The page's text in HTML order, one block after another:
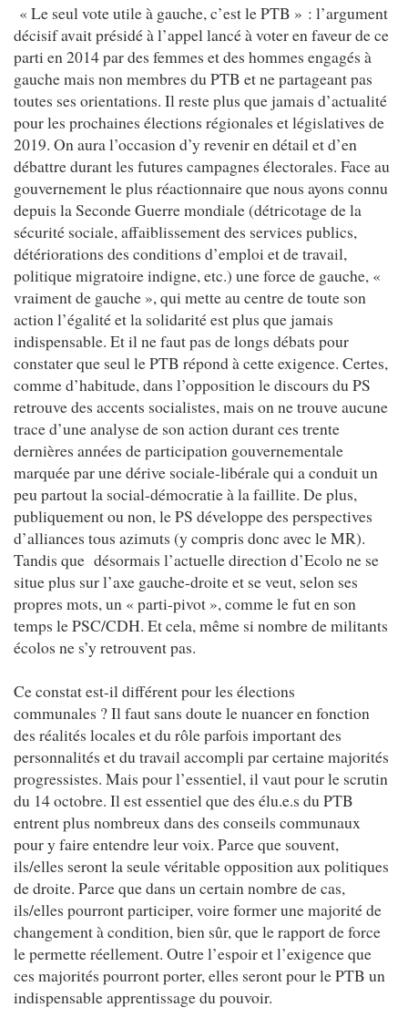
« Le seul vote utile à gauche, c’est le PTB » : l’argument
décisif avait présidé à l’appel lancé à voter en faveur de ce
parti en 2014 par des femmes et des hommes engagés à
gauche mais non membres du PTB et ne partageant pas
toutes ses orientations. Il reste plus que jamais d’actualité
pour les prochaines élections régionales et législatives de
2019. On aura l’occasion d’y revenir en détail et d’en
débattre durant les futures campagnes électorales. Face au
gouvernement le plus réactionnaire que nous ayons connu
depuis la Seconde Guerre mondiale (détricotage de la
sécurité sociale, affaiblissement des services publics,
détériorations des conditions d’emploi et de travail,
politique migratoire indigne, etc.) une force de gauche, «
vraiment de gauche », qui mette au centre de toute son
action l’égalité et la solidarité est plus que jamais
indispensable. Et il ne faut pas de longs débats pour
constater que seul le PTB répond à cette exigence. Certes,
comme d’habitude, dans l’opposition le discours du PS
retrouve des accents socialistes, mais on ne trouve aucune
trace d’une analyse de son action durant ces trente
dernières années de participation gouvernementale
marquée par une dérive sociale-libérale qui a conduit un
peu partout la social-démocratie à la faillite. De plus,
publiquement ou non, le PS développe des perspectives
d’alliances tous azimuts (y compris donc avec le MR).
Tandis que désormais l’actuelle direction d’Ecolo ne se
situe plus sur l’axe gauche-droite et se veut, selon ses
propres mots, un « parti-pivot », comme le fut en son
temps le PSC/CDH. Et cela, même si nombre de militants
écolos ne s’y retrouvent pas.
Ce constat est-il différent pour les élections
communales ? Il faut sans doute le nuancer en fonction
des réalités locales et du rôle parfois important des
personnalités et du travail accompli par certaine majorités
progressistes. Mais pour l’essentiel, il vaut pour le scrutin
du 14 octobre. Il est essentiel que des élu.e.s du PTB
entrent plus nombreux dans des conseils communaux
pour y faire entendre leur voix. Parce que souvent,
ils/elles seront la seule véritable opposition aux politiques
de droite. Parce que dans un certain nombre de cas,
ils/elles pourront participer, voire former une majorité de
changement à condition, bien sûr, que le rapport de force
le permette réellement. Outre l’espoir et l’exigence que
ces majorités pourront porter, elles seront pour le PTB un
indispensable apprentissage du pouvoir.